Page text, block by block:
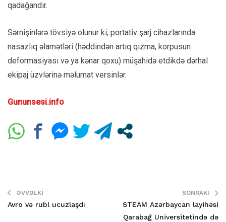
qadağandır.
Sərnişinlərə tövsiyə olunur ki, portativ şarj cihazlarında
nasazlıq əlamətləri (həddindən artıq qızma, korpusun
deformasiyası və ya kənar qoxu) müşahidə etdikdə dərhal
ekipaj üzvlərinə məlumat versinlər.
Gununsesi.info
ƏVVƏLKI
Avro və rubl ucuzlaşdı
SONRAKI
STEAM Azərbaycan layihəsi
Qarabağ Universitetində də